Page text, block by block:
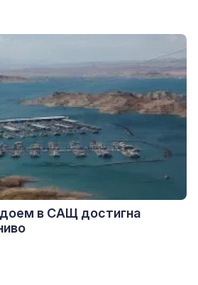
в САЩ достигна